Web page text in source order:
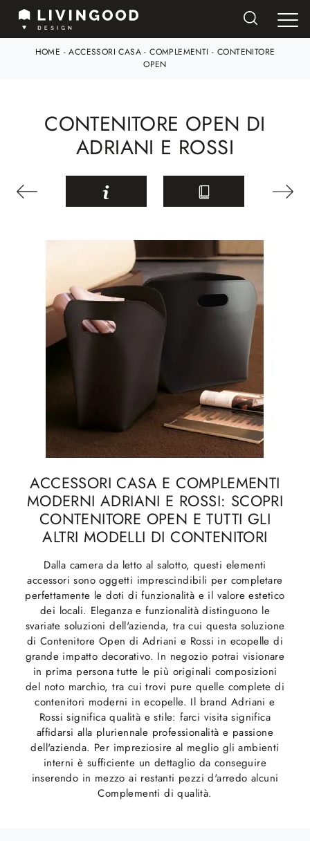
HOME -ACCESSORI CASA -COMPLEMENTI - CONTENITORE
OPEN
CONTENITORE OPEN DI
ADRIANI E ROSSI
ACCESSORI CASA E COMPLEMENTI
MODERNI ADRIANI E ROSSI: SCOPRI
CONTENITORE OPEN E TUTTI GLI
ALTRI MODELLI DI CONTENITORI
Dalla camera da letto al salotto, questi elementi
accessori sono oggetti imprescindibili per completare
perfettamente le doti di funzionalità e il valore estetico
dei locali. Eleganza e funzionalità distinguono le
svariate soluzioni dell'azienda, tra cui questa soluzione
di Contenitore Open di Adriani e Rossi in ecopelle di
grande impatto decorativo. In negozio potrai visionare
in prima persona tutte le più originali composizioni
del noto marchio, tra cui trovi pure quelle complete di
contenitori moderni in ecopelle. Il brand Adriani e
Rossi significa qualità e stile: farci visita significa
affidarsi alla pluriennale professionalità e passione
dell'azienda. Per impreziosire al meglio gli ambienti
interni è sufficiente un dettaglio da conseguire
inserendo in mezzo ai restanti pezzi d'arredo alcuni
Complementi di qualità.